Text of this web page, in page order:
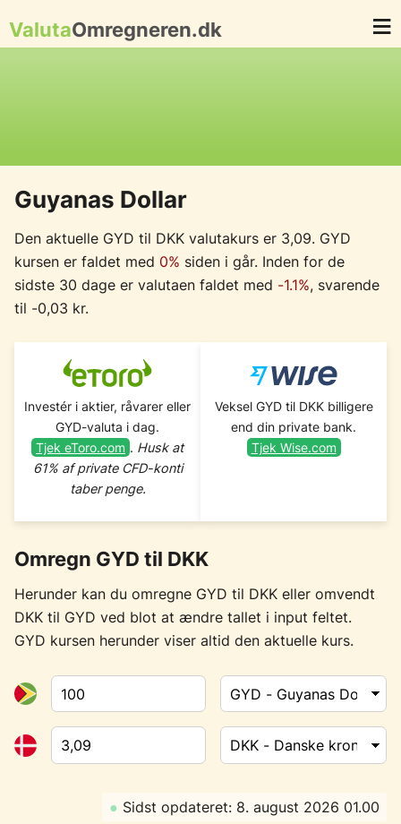
ValutaOmregneren.dk
Guyanas Dollar
Den aktuelle GYD til DKK valutakurs er 3,09. GYD
kursen er faldet med 0% siden i går. Inden for de
sidste 30 dage er valutaen faldet med -1.1%, svarende
til -0,03 kr.
Investér i aktier, råvarer eller
GYD-valuta i dag.
Tjek eToro.com . Husk at
61% af private CFD-konti
taber penge.
Veksel GYD til DKK billigere
end din private bank.
Tjek Wise.com
Omregn GYD til DKK
Herunder kan du omregne GYD til DKK eller omvendt
DKK til GYD ved blot at ændre tallet i input feltet.
GYD kursen herunder viser altid den aktuelle kurs.
● Sidst opdateret: 8. august 2026 01.00